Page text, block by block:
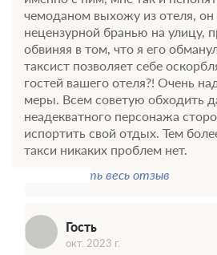
ЗА НОЧЬ ДЛЯ 1 ГОСТЯ
чемоданом выхожу из отеля,
нецензурной бранью на улицу,
обвиняя в том, что я его
таксист позволяет себе
гостей вашего отеля?! Очень
меры. Всем советую обходить
неадекватного персонажа
испортить свой отдых. Тем
такси никаких проблем нет.
Показать весь отзыв
Гость
окт. 2023 г.